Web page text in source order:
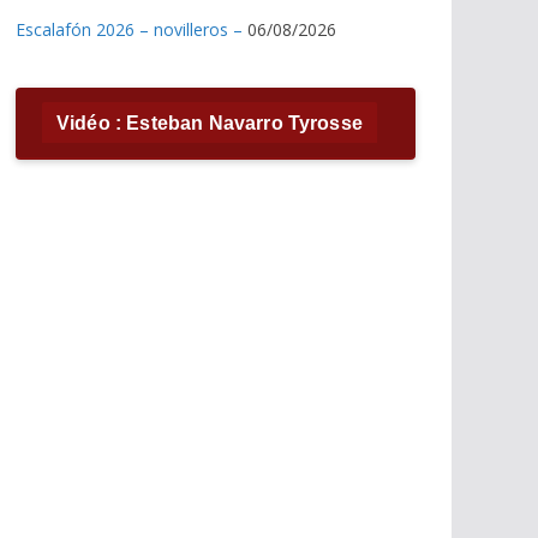
Escalafón 2026 – novilleros – 06/08/2026
Vidéo : Esteban Navarro Tyrosse